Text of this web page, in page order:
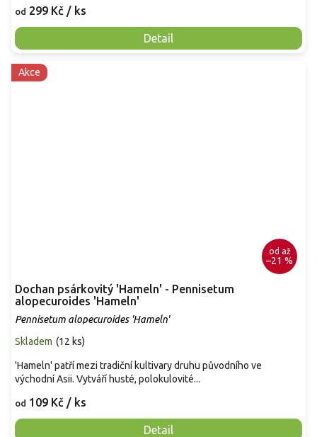
od 299 Kč / ks
Detail
Akce
od až
–21 %
Dochan psárkovitý 'Hameln' - Pennisetum
alopecuroides 'Hameln'
Pennisetum alopecuroides 'Hameln'
Skladem (12 ks)
od 109 Kč / ks
Detail
'Hameln' patří mezi tradiční kultivary druhu původního ve
východní Asii. Vytváří husté, polokulovité...